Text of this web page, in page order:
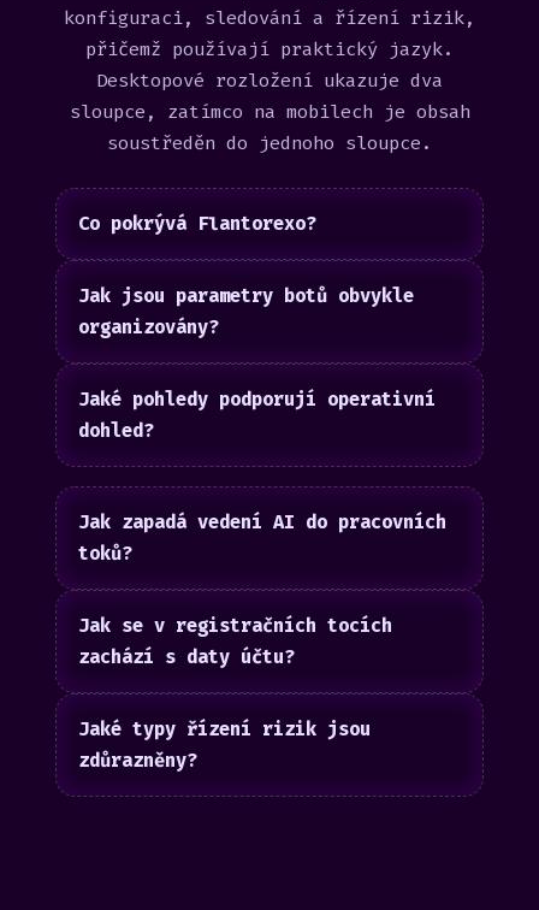
konfiguraci, sledování a řízení rizik,
přičemž používají praktický jazyk.
Desktopové rozložení ukazuje dva
sloupce, zatímco na mobilech je obsah
soustředěn do jednoho sloupce.
Co pokrývá Flantorexo?
Jak jsou parametry botů obvykle
organizovány?
Jaké pohledy podporují operativní
dohled?
Jak zapadá vedení AI do pracovních
toků?
Jak se v registračních tocích
zachází s daty účtu?
Jaké typy řízení rizik jsou
zdůrazněny?